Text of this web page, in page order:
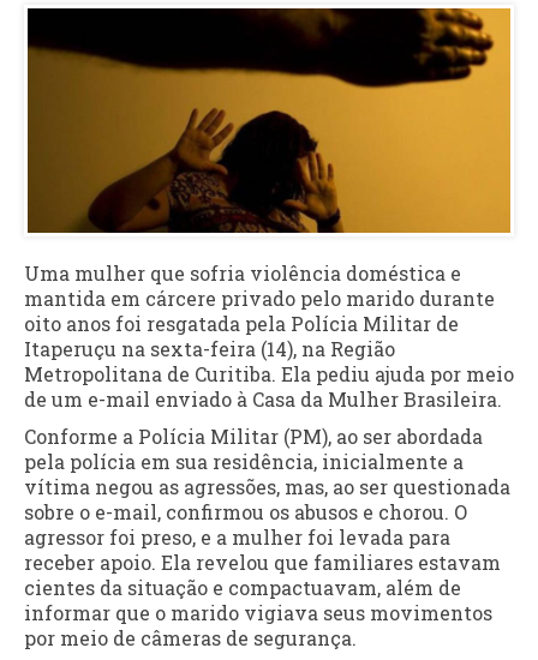
Uma mulher que sofria violência doméstica e
mantida em cárcere privado pelo marido durante
oito anos foi resgatada pela Polícia Militar de
Itaperuçu na sexta-feira (14), na Região
Metropolitana de Curitiba. Ela pediu ajuda por meio
de um e-mail enviado à Casa da Mulher Brasileira.
Conforme a Polícia Militar (PM), ao ser abordada
pela polícia em sua residência, inicialmente a
vítima negou as agressões, mas, ao ser questionada
sobre o e-mail, confirmou os abusos e chorou. O
agressor foi preso, e a mulher foi levada para
receber apoio. Ela revelou que familiares estavam
cientes da situação e compactuavam, além de
informar que o marido vigiava seus movimentos
por meio de câmeras de segurança.